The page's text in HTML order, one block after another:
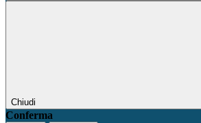
Chiudi
Conferma